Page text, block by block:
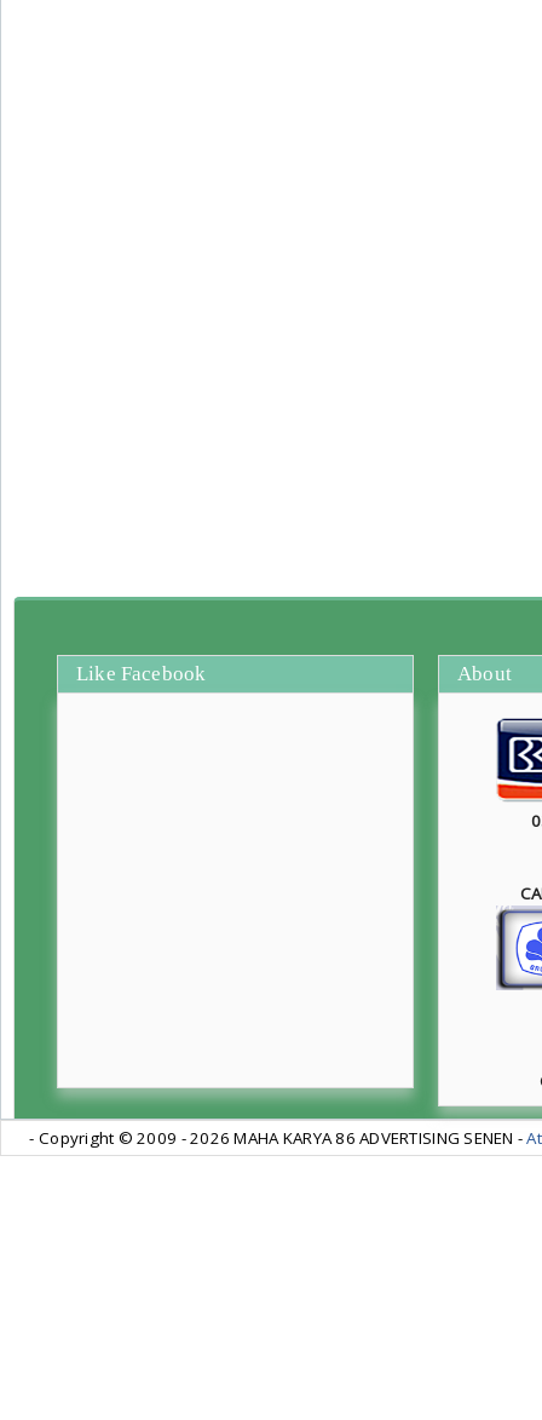
Like Facebook About
- Copyright © 2009 -2026 MAHA KARYA 86 ADVERTISING SENEN -